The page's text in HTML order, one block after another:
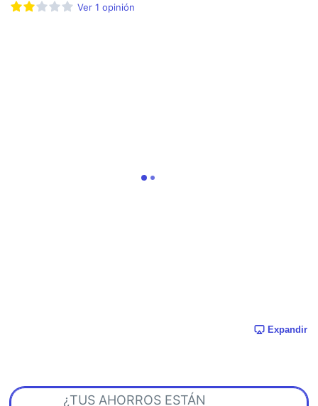
Ver 1 opinión
Expandir
¿TUS AHORROS ESTÁN